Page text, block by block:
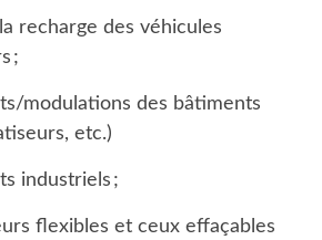
recharge des véhicules
;
modulations des bâtiments
etc.)
industriels ;
flexibles et ceux effaçables